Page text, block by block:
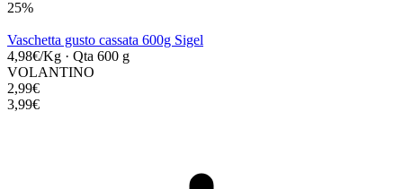
25%
Vaschetta gusto cassata 600g Sigel
4,98€/Kg · Qta 600 g
VOLANTINO
2,99€
3,99€